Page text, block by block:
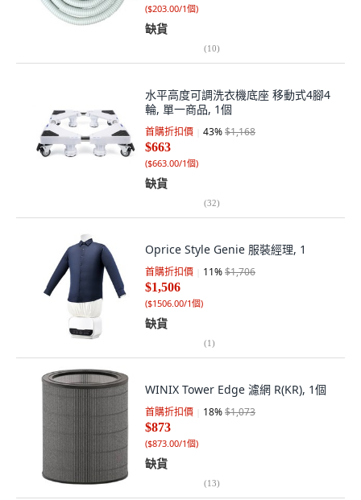
($203.00/1個)
缺貨
(10)
水平高度可調洗衣機底座 移動式4腳4
輪, 單一商品, 1個
首購折扣價 43%$1,168
$663
($663.00/1個)
缺貨
(32)
Oprice Style Genie 服裝經理, 1
首購折扣價 11%$1,706
$1,506
($1506.00/1個)
缺貨
(1)
WINIX Tower Edge 濾網 R(KR), 1個
首購折扣價 18%$1,073
$873
($873.00/1個)
缺貨
(13)